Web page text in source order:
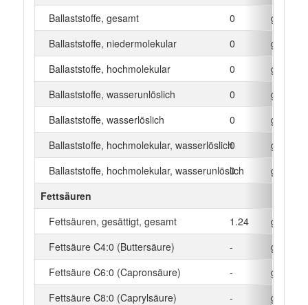
Ballaststoffe, gesamt
0
g
Ballaststoffe, niedermolekular
0
g
Ballaststoffe, hochmolekular
0
g
Ballaststoffe, wasserunlöslich
0
g
Ballaststoffe, wasserlöslich
0
g
Ballaststoffe, hochmolekular, wasserlöslich0
g
Ballaststoffe, hochmolekular, wasserunlöslich
0
g
Fettsäuren
Fettsäuren, gesättigt, gesamt
1.24
g
Fettsäure C4:0 (Buttersäure)
-
g
Fettsäure C6:0 (Capronsäure)
-
g
Fettsäure C8:0 (Caprylsäure)
-
g